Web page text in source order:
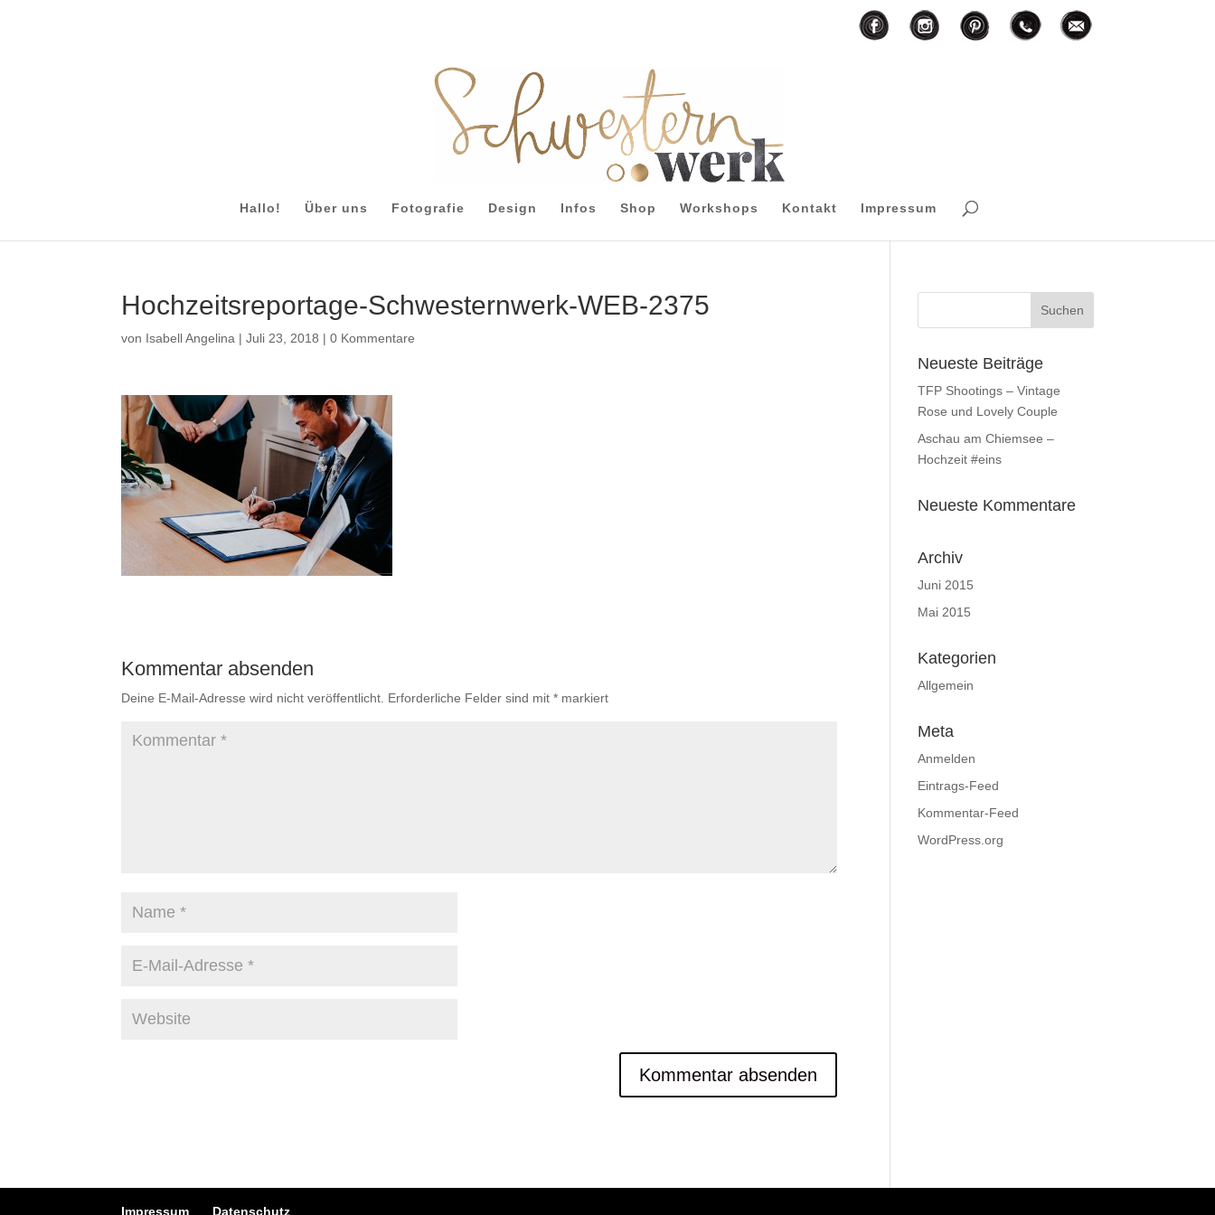
Hallo! Über uns Fotografie Design Infos Shop Workshops Kontakt Impressum
Hochzeitsreportage-Schwesternwerk-WEB-2375
von Isabell Angelina |Juli 23, 2018 |0 Kommentare
Kommentar absenden
Deine E-Mail-Adresse wird nicht veröffentlicht. Erforderliche Felder sind mit* markiert
Neueste Beiträge
TFP Shootings – Vintage
Rose und Lovely Couple
Aschau am Chiemsee –
Hochzeit #eins
Neueste Kommentare
Archiv
Juni 2015
Mai 2015
Kategorien
Allgemein
Meta
Anmelden
Eintrags-Feed
Kommentar-Feed
WordPress.org
Impressum Datenschutz